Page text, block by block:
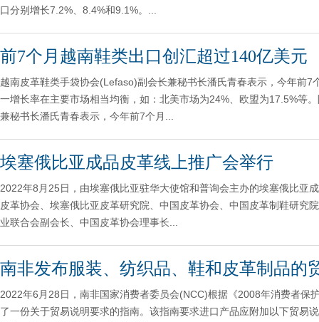
口分别增长7.2%、8.4%和9.1%。...
前7个月越南鞋类出口创汇超过140亿美元
越南皮革鞋类手袋协会(Lefaso)副会长兼秘书长潘氏青春表示，今年前
一增长率在主要市场相当均衡，如：北美市场为24%、欧盟为17.5%
兼秘书长潘氏青春表示，今年前7个月...
埃塞俄比亚成品皮革线上推广会举行
2022年8月25日，由埃塞俄比亚驻华大使馆和普询会主办的埃塞俄比亚
皮革协会、埃塞俄比亚皮革研究院、中国皮革协会、中国皮革制鞋研
业联合会副会长、中国皮革协会理事长...
南非发布服装、纺织品、鞋和皮革制品的
2022年6月28日，南非国家消费者委员会(NCC)根据《2008年消费者
了一份关于贸易说明要求的指南。该指南要求进口产品应附加以下贸